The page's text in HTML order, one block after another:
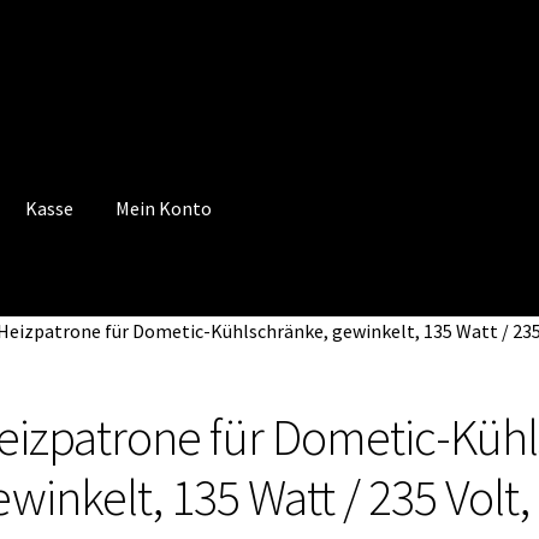
Kasse Mein Konto
für Dometic-Kühlschränke, gewinkelt, 135 Watt /
für Dometic-
135 Watt / 235